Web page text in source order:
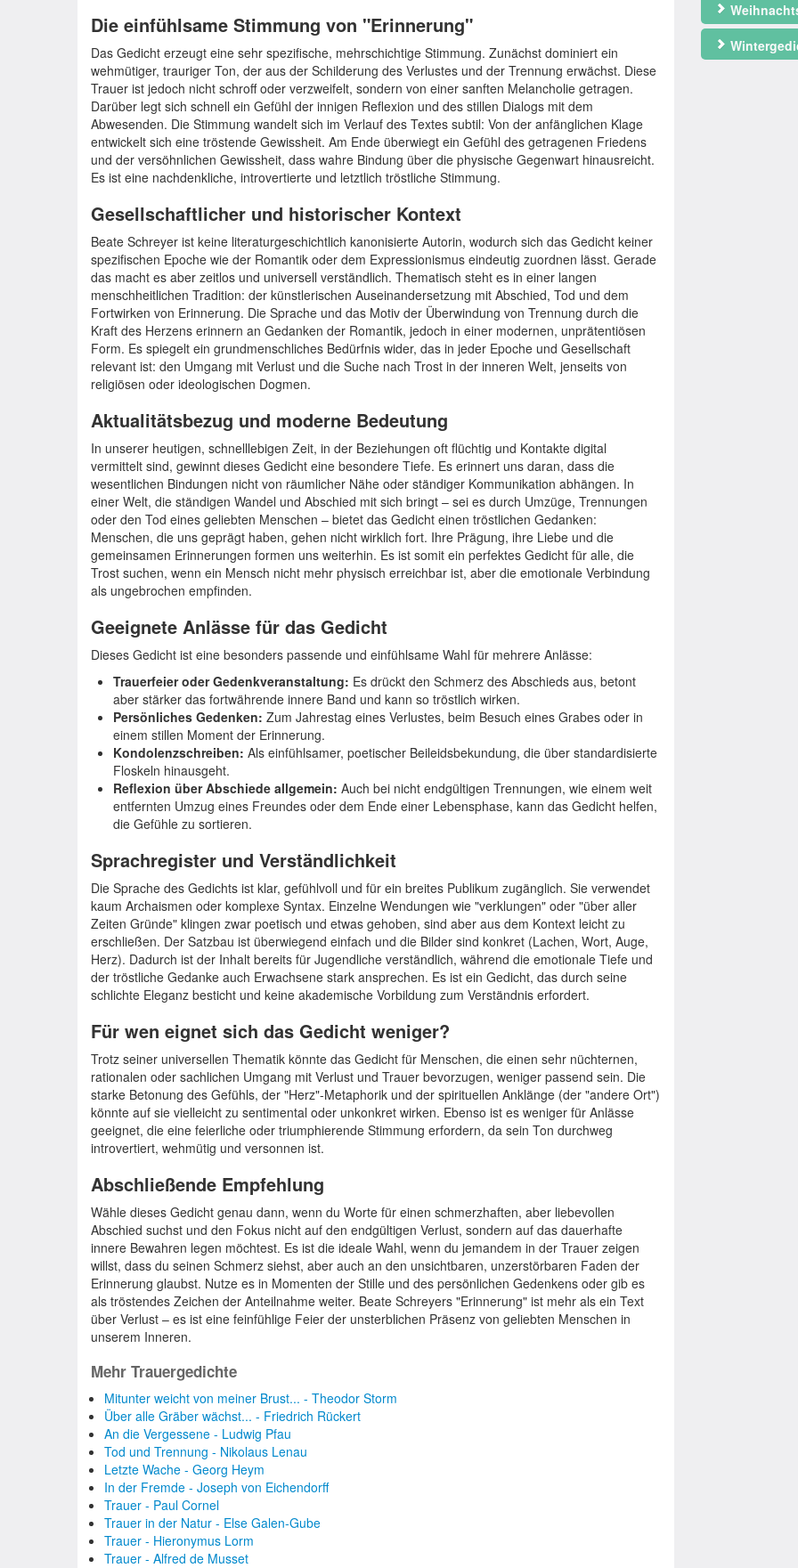
Die einfühlsame Stimmung von "Erinnerung"
Das Gedicht erzeugt eine sehr spezifische, mehrschichtige Stimmung. Zunächst dominiert ein
wehmütiger, trauriger Ton, der aus der Schilderung des Verlustes und der Trennung erwächst. Diese
Trauer ist jedoch nicht schroff oder verzweifelt, sondern von einer sanften Melancholie getragen.
Darüber legt sich schnell ein Gefühl der innigen Reflexion und des stillen Dialogs mit dem
Abwesenden. Die Stimmung wandelt sich im Verlauf des Textes subtil: Von der anfänglichen Klage
entwickelt sich eine tröstende Gewissheit. Am Ende überwiegt ein Gefühl des getragenen Friedens
und der versöhnlichen Gewissheit, dass wahre Bindung über die physische Gegenwart hinausreicht.
Es ist eine nachdenkliche, introvertierte und letztlich tröstliche Stimmung.
Gesellschaftlicher und historischer Kontext
Beate Schreyer ist keine literaturgeschichtlich kanonisierte Autorin, wodurch sich das Gedicht keiner
spezifischen Epoche wie der Romantik oder dem Expressionismus eindeutig zuordnen lässt. Gerade
das macht es aber zeitlos und universell verständlich. Thematisch steht es in einer langen
menschheitlichen Tradition: der künstlerischen Auseinandersetzung mit Abschied, Tod und dem
Fortwirken von Erinnerung. Die Sprache und das Motiv der Überwindung von Trennung durch die
Kraft des Herzens erinnern an Gedanken der Romantik, jedoch in einer modernen, unprätentiösen
Form. Es spiegelt ein grundmenschliches Bedürfnis wider, das in jeder Epoche und Gesellschaft
relevant ist: den Umgang mit Verlust und die Suche nach Trost in der inneren Welt, jenseits von
religiösen oder ideologischen Dogmen.
Aktualitätsbezug und moderne Bedeutung
In unserer heutigen, schnelllebigen Zeit, in der Beziehungen oft flüchtig und Kontakte digital
vermittelt sind, gewinnt dieses Gedicht eine besondere Tiefe. Es erinnert uns daran, dass die
wesentlichen Bindungen nicht von räumlicher Nähe oder ständiger Kommunikation abhängen. In
einer Welt, die ständigen Wandel und Abschied mit sich bringt – sei es durch Umzüge, Trennungen
oder den Tod eines geliebten Menschen – bietet das Gedicht einen tröstlichen Gedanken:
Menschen, die uns geprägt haben, gehen nicht wirklich fort. Ihre Prägung, ihre Liebe und die
gemeinsamen Erinnerungen formen uns weiterhin. Es ist somit ein perfektes Gedicht für alle, die
Trost suchen, wenn ein Mensch nicht mehr physisch erreichbar ist, aber die emotionale Verbindung
als ungebrochen empfinden.
Geeignete Anlässe für das Gedicht
Dieses Gedicht ist eine besonders passende und einfühlsame Wahl für mehrere Anlässe:
Trauerfeier oder Gedenkveranstaltung: Es drückt den Schmerz des Abschieds aus, betont
aber stärker das fortwährende innere Band und kann so tröstlich wirken.
Persönliches Gedenken: Zum Jahrestag eines Verlustes, beim Besuch eines Grabes oder in
einem stillen Moment der Erinnerung.
Kondolenzschreiben: Als einfühlsamer, poetischer Beileidsbekundung, die über standardisierte
Floskeln hinausgeht.
Reflexion über Abschiede allgemein: Auch bei nicht endgültigen Trennungen, wie einem weit
entfernten Umzug eines Freundes oder dem Ende einer Lebensphase, kann das Gedicht helfen,
die Gefühle zu sortieren.
Sprachregister und Verständlichkeit
Die Sprache des Gedichts ist klar, gefühlvoll und für ein breites Publikum zugänglich. Sie verwendet
kaum Archaismen oder komplexe Syntax. Einzelne Wendungen wie "verklungen" oder "über aller
Zeiten Gründe" klingen zwar poetisch und etwas gehoben, sind aber aus dem Kontext leicht zu
erschließen. Der Satzbau ist überwiegend einfach und die Bilder sind konkret (Lachen, Wort, Auge,
Herz). Dadurch ist der Inhalt bereits für Jugendliche verständlich, während die emotionale Tiefe und
der tröstliche Gedanke auch Erwachsene stark ansprechen. Es ist ein Gedicht, das durch seine
schlichte Eleganz besticht und keine akademische Vorbildung zum Verständnis erfordert.
Für wen eignet sich das Gedicht weniger?
Trotz seiner universellen Thematik könnte das Gedicht für Menschen, die einen sehr nüchternen,
rationalen oder sachlichen Umgang mit Verlust und Trauer bevorzugen, weniger passend sein. Die
starke Betonung des Gefühls, der "Herz"-Metaphorik und der spirituellen Anklänge (der "andere Ort")
könnte auf sie vielleicht zu sentimental oder unkonkret wirken. Ebenso ist es weniger für Anlässe
geeignet, die eine feierliche oder triumphierende Stimmung erfordern, da sein Ton durchweg
introvertiert, wehmütig und versonnen ist.
Abschließende Empfehlung
Wähle dieses Gedicht genau dann, wenn du Worte für einen schmerzhaften, aber liebevollen
Abschied suchst und den Fokus nicht auf den endgültigen Verlust, sondern auf das dauerhafte
innere Bewahren legen möchtest. Es ist die ideale Wahl, wenn du jemandem in der Trauer zeigen
willst, dass du seinen Schmerz siehst, aber auch an den unsichtbaren, unzerstörbaren Faden der
Erinnerung glaubst. Nutze es in Momenten der Stille und des persönlichen Gedenkens oder gib es
als tröstendes Zeichen der Anteilnahme weiter. Beate Schreyers "Erinnerung" ist mehr als ein Text
über Verlust – es ist eine feinfühlige Feier der unsterblichen Präsenz von geliebten Menschen in
unserem Inneren.
Mehr Trauergedichte
Mitunter weicht von meiner Brust... - Theodor Storm
Über alle Gräber wächst... - Friedrich Rückert
An die Vergessene - Ludwig Pfau
Tod und Trennung - Nikolaus Lenau
Letzte Wache - Georg Heym
In der Fremde - Joseph von Eichendorff
Trauer - Paul Cornel
Trauer in der Natur - Else Galen-Gube
Trauer - Hieronymus Lorm
Trauer - Alfred de Musset